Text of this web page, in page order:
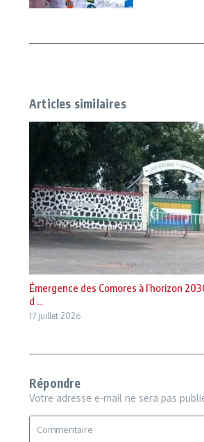
Articles similaires
Émergence des Comores à l’horizon
d ...
17 juillet 2026
Répondre
Votre adresse e-mail ne sera pas